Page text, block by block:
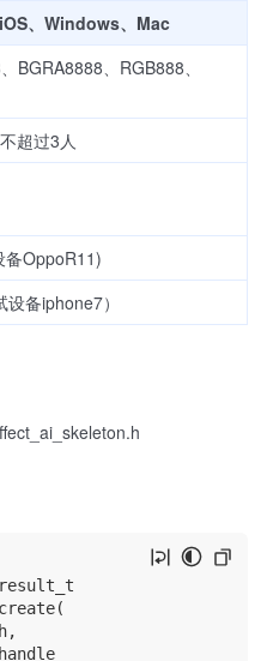
、Windows、Mac
BGRA8888、RGB888、
超过3人
备OppoR11)
备iphone7）